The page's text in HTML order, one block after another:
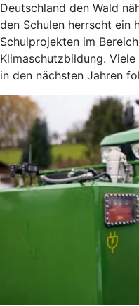
Deutschland den Wald
den Schulen herrscht ein
Schulprojekten im
Klimaschutzbildung.
in den nächsten Jahren